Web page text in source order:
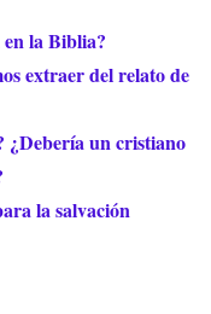
la Biblia?
extraer del relato de
¿Debería un cristiano
la salvación